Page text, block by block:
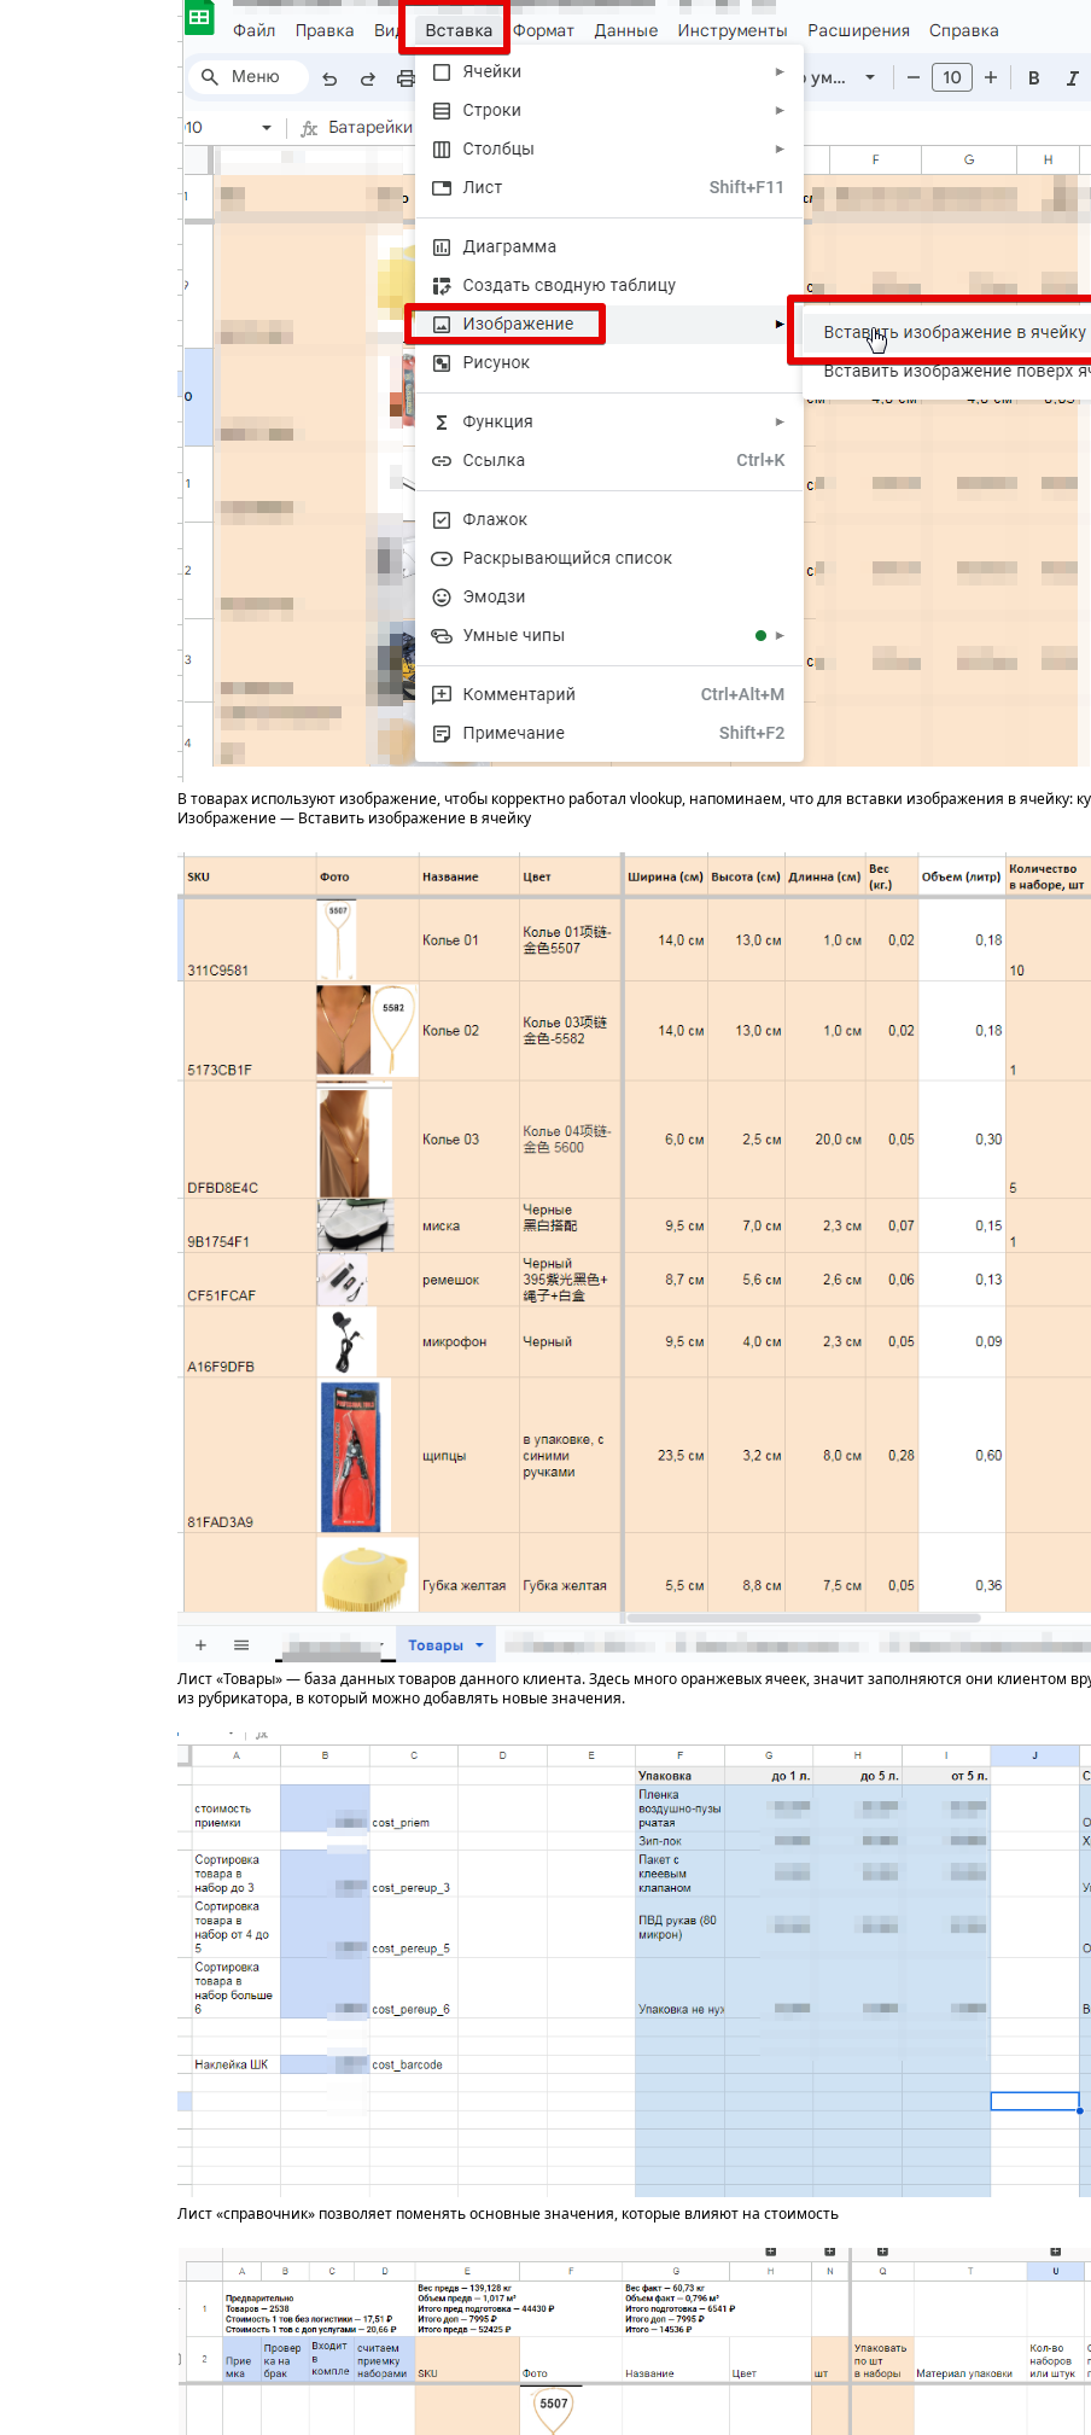
В товарах используют изображение, чтобы корректно работал vlookup, напоминаем, что для вставки изображения в
Изображение — Вставить изображение в ячейку
Лист «Товары» — база данных товаров данного клиента. Здесь много оранжевых ячеек, значит заполняются они клиентом
из рубрикатора, в который можно добавлять новые значения.
Лист «справочник» позволяет поменять основные значения, которые влияют на стоимость